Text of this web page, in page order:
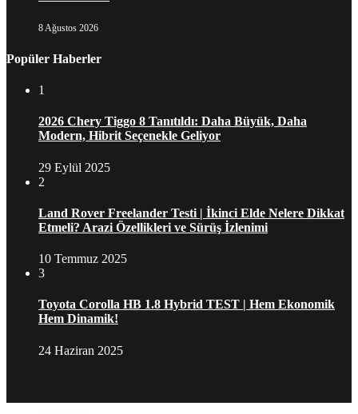
8 Ağustos 2026
Popüler Haberler
1
2026 Chery Tiggo 8 Tanıtıldı: Daha Büyük, Daha
Modern, Hibrit Seçenekle Geliyor
29 Eylül 2025
2
Land Rover Freelander Testi | İkinci Elde Nelere Dikkat
Etmeli? Arazi Özellikleri ve Sürüş İzlenimi
10 Temmuz 2025
3
Toyota Corolla HB 1.8 Hybrid TEST | Hem Ekonomik
Hem Dinamik!
24 Haziran 2025